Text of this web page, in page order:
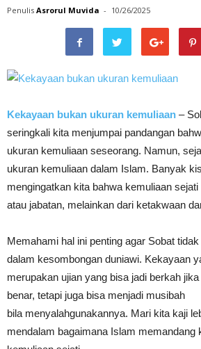
Penulis Asrorul Muvida - 10/26/2025
Kekayaan bukan ukuran kemuliaan –
seringkali kita menjumpai pandangan
ukuran kemuliaan seseorang. Namun,
ukuran kemuliaan dalam Islam. Banyak
mengingatkan kita bahwa kemuliaan
atau jabatan, melainkan dari ketakwaan
Memahami hal ini penting agar Sobat
dalam kesombongan duniawi. Kekayaan
merupakan ujian yang bisa jadi berkah
benar, tetapi juga bisa menjadi musibah
bila menyalahgunakannya. Mari kita kaji
mendalam bagaimana Islam